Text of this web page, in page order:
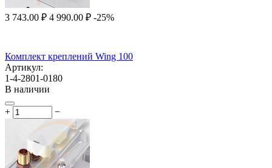
3 743.00 ₽ 4 990.00 ₽ -25%
Комплект креплений Wing 100
Артикул:
1-4-2801-0180
В наличии
+ −